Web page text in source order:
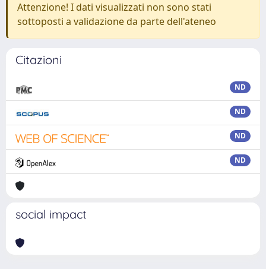
Attenzione! I dati visualizzati non sono stati
sottoposti a validazione da parte dell'ateneo
Citazioni
ND
ND
ND
ND
social impact